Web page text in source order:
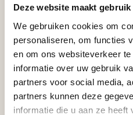
Deze website maakt
We gebruiken cookies om
personaliseren, om functies
en om ons websiteverkeer
informatie over uw gebruik
partners voor social media,
partners kunnen deze
informatie die u aan ze
HOMESTAR
Homestar S50 (50
lengte 2 m
Op voorraad
Recent bekeken